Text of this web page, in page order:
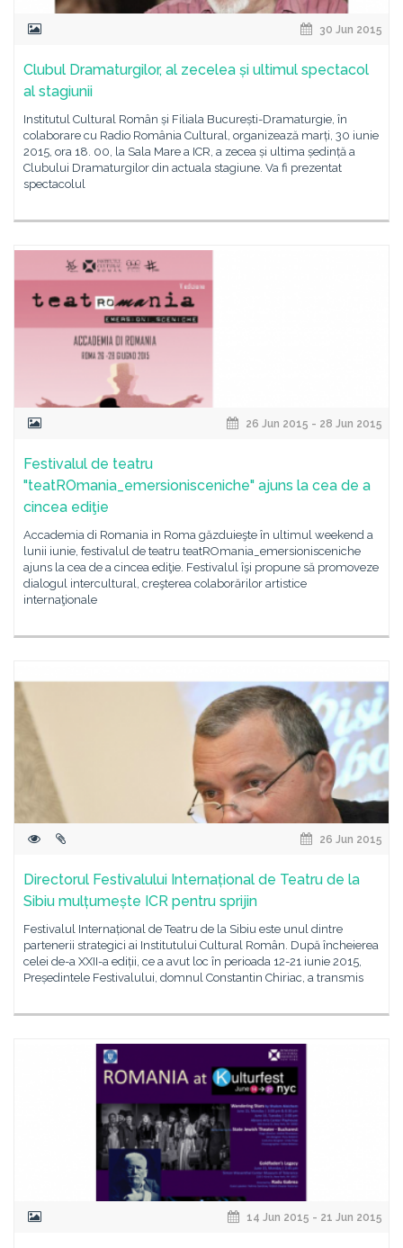
30 Jun 2015
Clubul Dramaturgilor, al zecelea și ultimul spectacol
al stagiunii
Institutul Cultural Român și Filiala București-Dramaturgie, în
colaborare cu Radio România Cultural, organizează marți, 30 iunie
2015, ora 18. 00, la Sala Mare a ICR, a zecea și ultima ședință a
Clubului Dramaturgilor din actuala stagiune. Va fi prezentat
spectacolul
26 Jun 2015 - 28 Jun 2015
Festivalul de teatru
"teatROmania_emersionisceniche" ajuns la cea de a
cincea ediţie
Accademia di Romania in Roma găzduieşte în ultimul weekend a
lunii iunie, festivalul de teatru teatROmania_emersionisceniche
ajuns la cea de a cincea ediţie. Festivalul îşi propune să promoveze
dialogul intercultural, creşterea colaborărilor artistice
internaţionale
26 Jun 2015
Directorul Festivalului Internațional de Teatru de la
Sibiu mulțumește ICR pentru sprijin
Festivalul Internațional de Teatru de la Sibiu este unul dintre
partenerii strategici ai Institutului Cultural Român. După încheierea
celei de-a XXII-a ediții, ce a avut loc în perioada 12-21 iunie 2015,
Președintele Festivalului, domnul Constantin Chiriac, a transmis
14 Jun 2015 - 21 Jun 2015